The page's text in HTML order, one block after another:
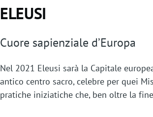
ELEUSI
Cuore sapienziale d’Europa
Nel 2021 Eleusi sarà la Capitale
antico centro sacro, celebre per quei
pratiche iniziatiche che, ben oltre la